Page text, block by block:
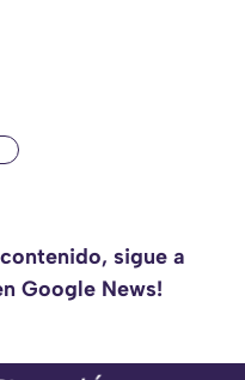
sigue a
Google News!